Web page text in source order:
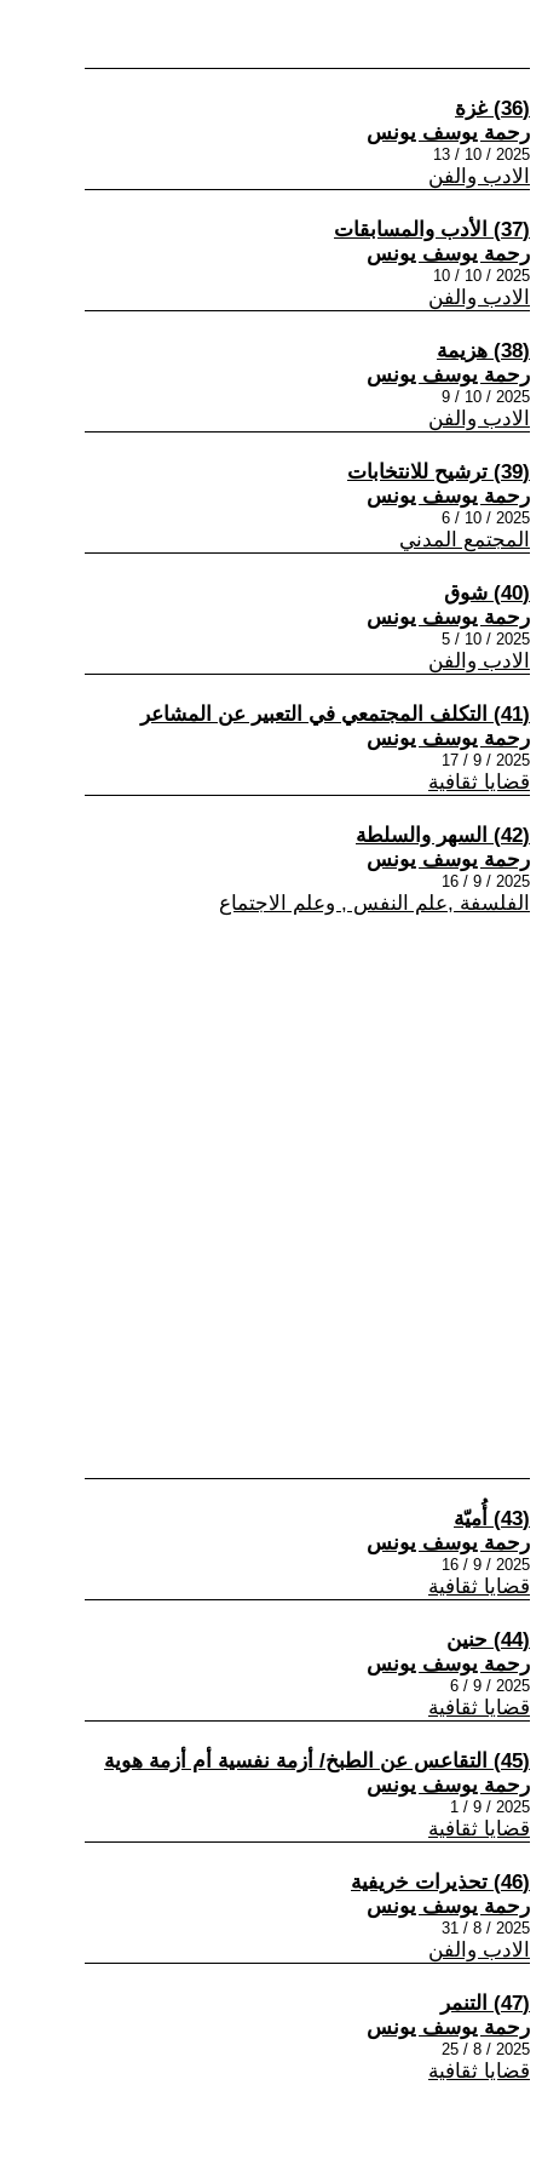
(36) غزة
رحمة يوسف يونس
2025 / 10 / 13
الادب والفن
(37) الأدب والمسابقات
رحمة يوسف يونس
2025 / 10 / 10
الادب والفن
(38) هزيمة
رحمة يوسف يونس
2025 / 10 / 9
الادب والفن
(39) ترشيح للانتخابات
رحمة يوسف يونس
2025 / 10 / 6
المجتمع المدني
(40) شوق
رحمة يوسف يونس
2025 / 10 / 5
الادب والفن
(41) التكلف المجتمعي في التعبير عن المشاعر
رحمة يوسف يونس
2025 / 9 / 17
قضايا ثقافية
(42) السهر والسلطة
رحمة يوسف يونس
2025 / 9 / 16
الفلسفة ,علم النفس , وعلم الاجتماع
(43) أُميّة
رحمة يوسف يونس
2025 / 9 / 16
قضايا ثقافية
(44) حنين
رحمة يوسف يونس
2025 / 9 / 6
قضايا ثقافية
(45) التقاعس عن الطبخ/ أزمة نفسية أم أزمة هوية
رحمة يوسف يونس
2025 / 9 / 1
قضايا ثقافية
(46) تحذيرات خريفية
رحمة يوسف يونس
2025 / 8 / 31
الادب والفن
(47) التنمر
رحمة يوسف يونس
2025 / 8 / 25
قضايا ثقافية